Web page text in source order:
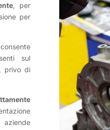
, per
per
sul
privo di